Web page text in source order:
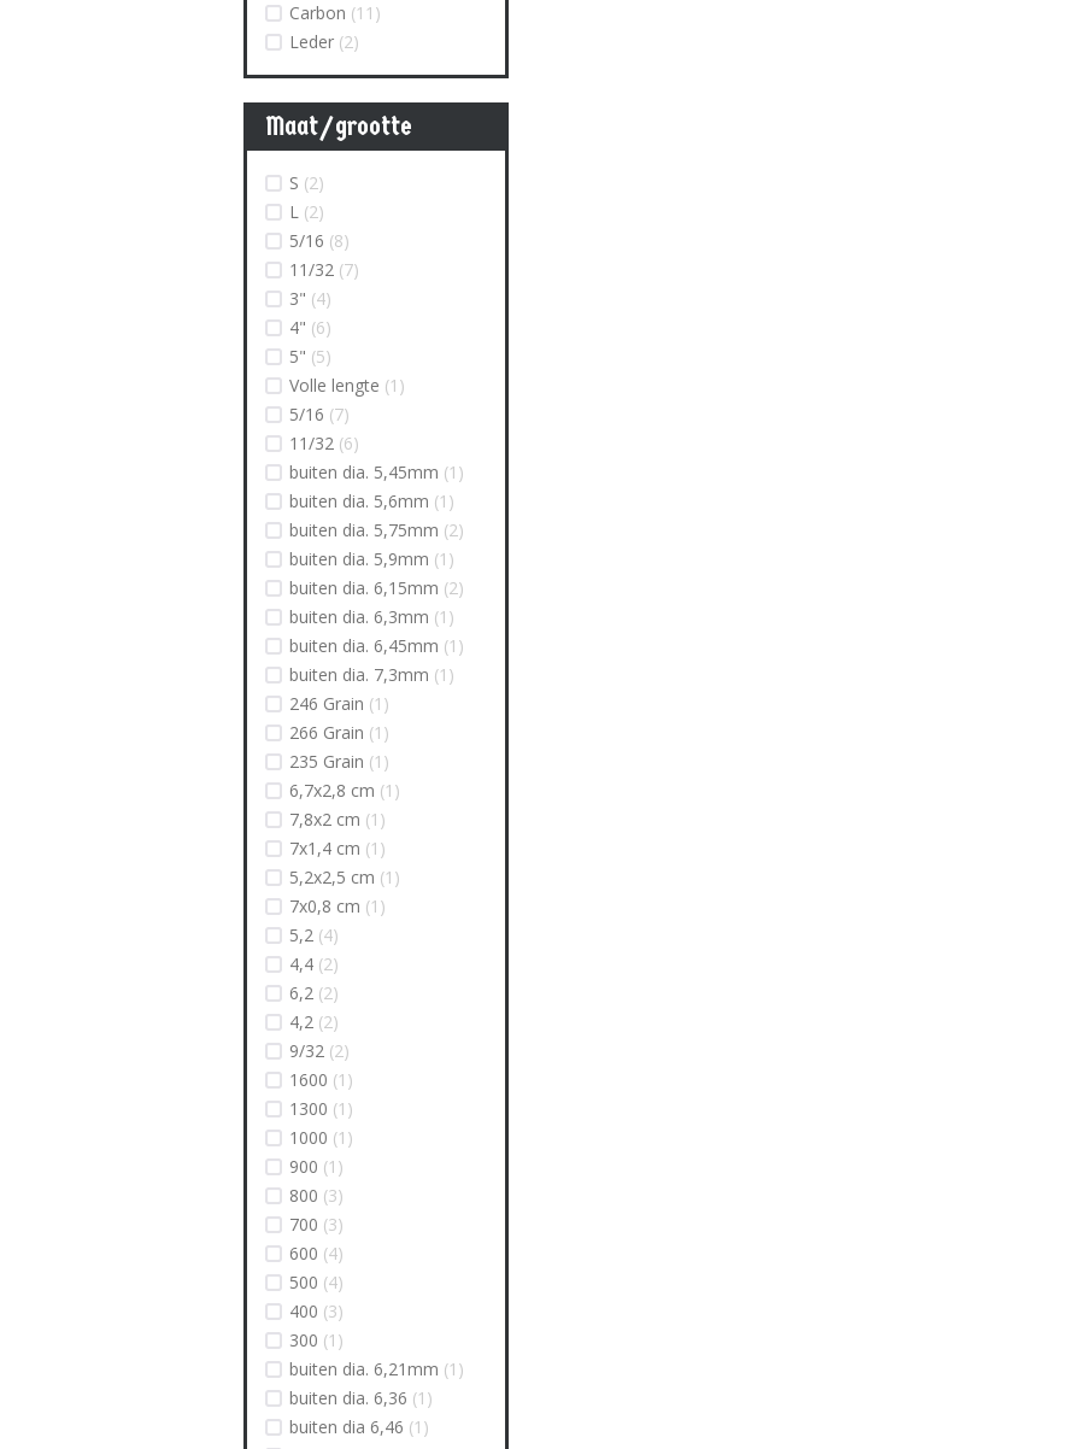
Carbon (11)
Leder (2)
Maat/grootte
S (2)
L (2)
5/16 (8)
11/32 (7)
3" (4)
4" (6)
5" (5)
Volle lengte (1)
5/16 (7)
11/32 (6)
buiten dia. 5,45mm (1)
buiten dia. 5,6mm (1)
buiten dia. 5,75mm (2)
buiten dia. 5,9mm (1)
buiten dia. 6,15mm (2)
buiten dia. 6,3mm (1)
buiten dia. 6,45mm (1)
buiten dia. 7,3mm (1)
246 Grain (1)
266 Grain (1)
235 Grain (1)
6,7x2,8 cm (1)
7,8x2 cm (1)
7x1,4 cm (1)
5,2x2,5 cm (1)
7x0,8 cm (1)
5,2 (4)
4,4 (2)
6,2 (2)
4,2 (2)
9/32 (2)
1600 (1)
1300 (1)
1000 (1)
900 (1)
800 (3)
700 (3)
600 (4)
500 (4)
400 (3)
300 (1)
buiten dia. 6,21mm (1)
buiten dia. 6,36 (1)
buiten dia 6,46 (1)